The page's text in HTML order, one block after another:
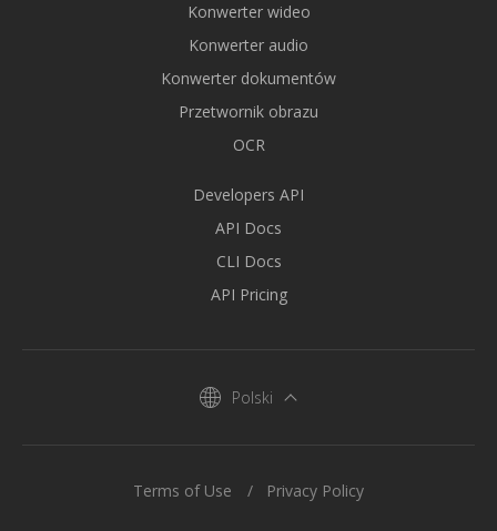
Konwerter wideo
Konwerter audio
Konwerter dokumentów
Przetwornik obrazu
OCR
Developers API
API Docs
CLI Docs
API Pricing
Polski
Terms of Use Privacy Policy